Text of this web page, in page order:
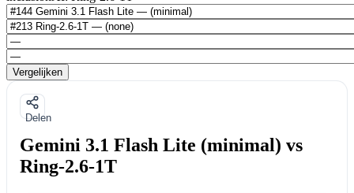
Vergelijken
Delen
Gemini 3.1 Flash Lite (minimal) vs
Ring-2.6-1T